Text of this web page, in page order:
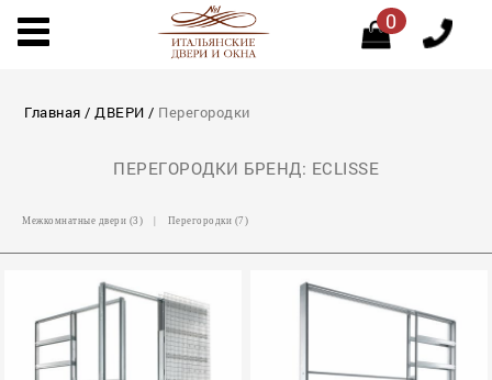
0
Главная / ДВЕРИ / Перегородки
ПЕРЕГОРОДКИ БРЕНД: ECLISSE
Межкомнатные двери (3) Перегородки (7)